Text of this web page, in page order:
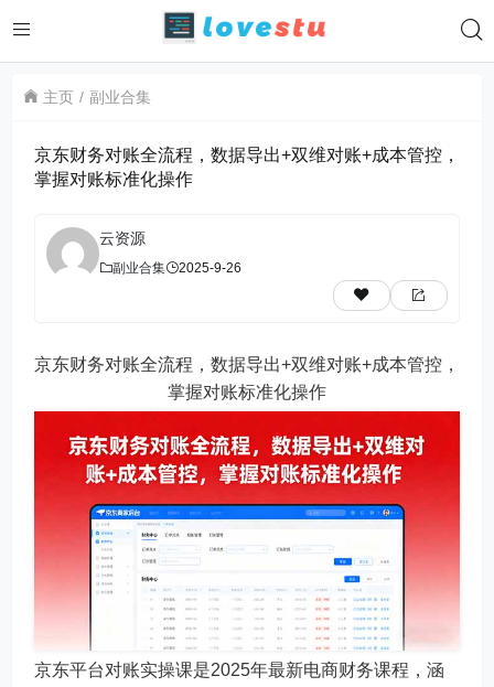
主页 副业合集
京东财务对账全流程，数据导出+双维对账+成本管控，
掌握对账标准化操作
云资源
副业合集 2025-9-26
京东财务对账全流程，数据导出+双维对账+成本管控，
掌握对账标准化操作
京东平台对账实操课是2025年最新电商财务课程，涵